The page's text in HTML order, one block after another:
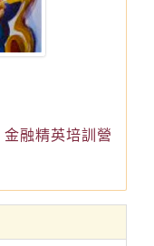
金融精英培訓營